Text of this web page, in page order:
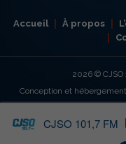
Accueil À propos
2026 © CJSO
Conception et
CJSO 101,7 FM